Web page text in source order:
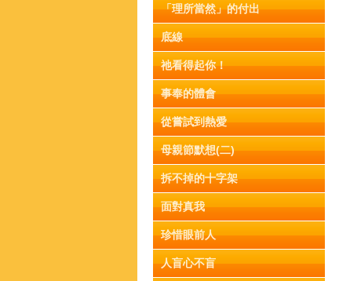
「理所當然」的付出
底線
祂看得起你！
事奉的體會
從嘗試到熱愛
母親節默想(二)
拆不掉的十字架
面對真我
珍惜眼前人
人盲心不盲